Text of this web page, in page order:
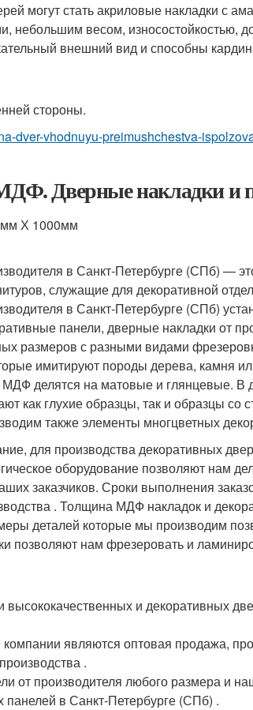
могут стать акриловые накладки с
весом, износостойкостью,
внешний вид и способны
стороны.
dver-vhodnuyu-preimushchestva-
Дверные накладки
Х 1000мм
в Санкт-Петербурге (СПб) —
служащие для декоративной
в Санкт-Петербурге (СПб)
панели, дверные накладки от
размеров с разными видами
имитируют породы дерева, камня
делятся на матовые и глянцевые. В
как глухие образцы, так и образцы со
также элементы многцветных
для производства декоративных
оборудование позволяют нам
заказчиков. Сроки выполнения
. Толщина МДФ накладок и
деталей которые мы производим
позволяют нам фрезеровать и
высококачественных и декоративных
являются оптовая продажа,
.
от производителя любого размера и
в Санкт-Петербурге (СПб) .